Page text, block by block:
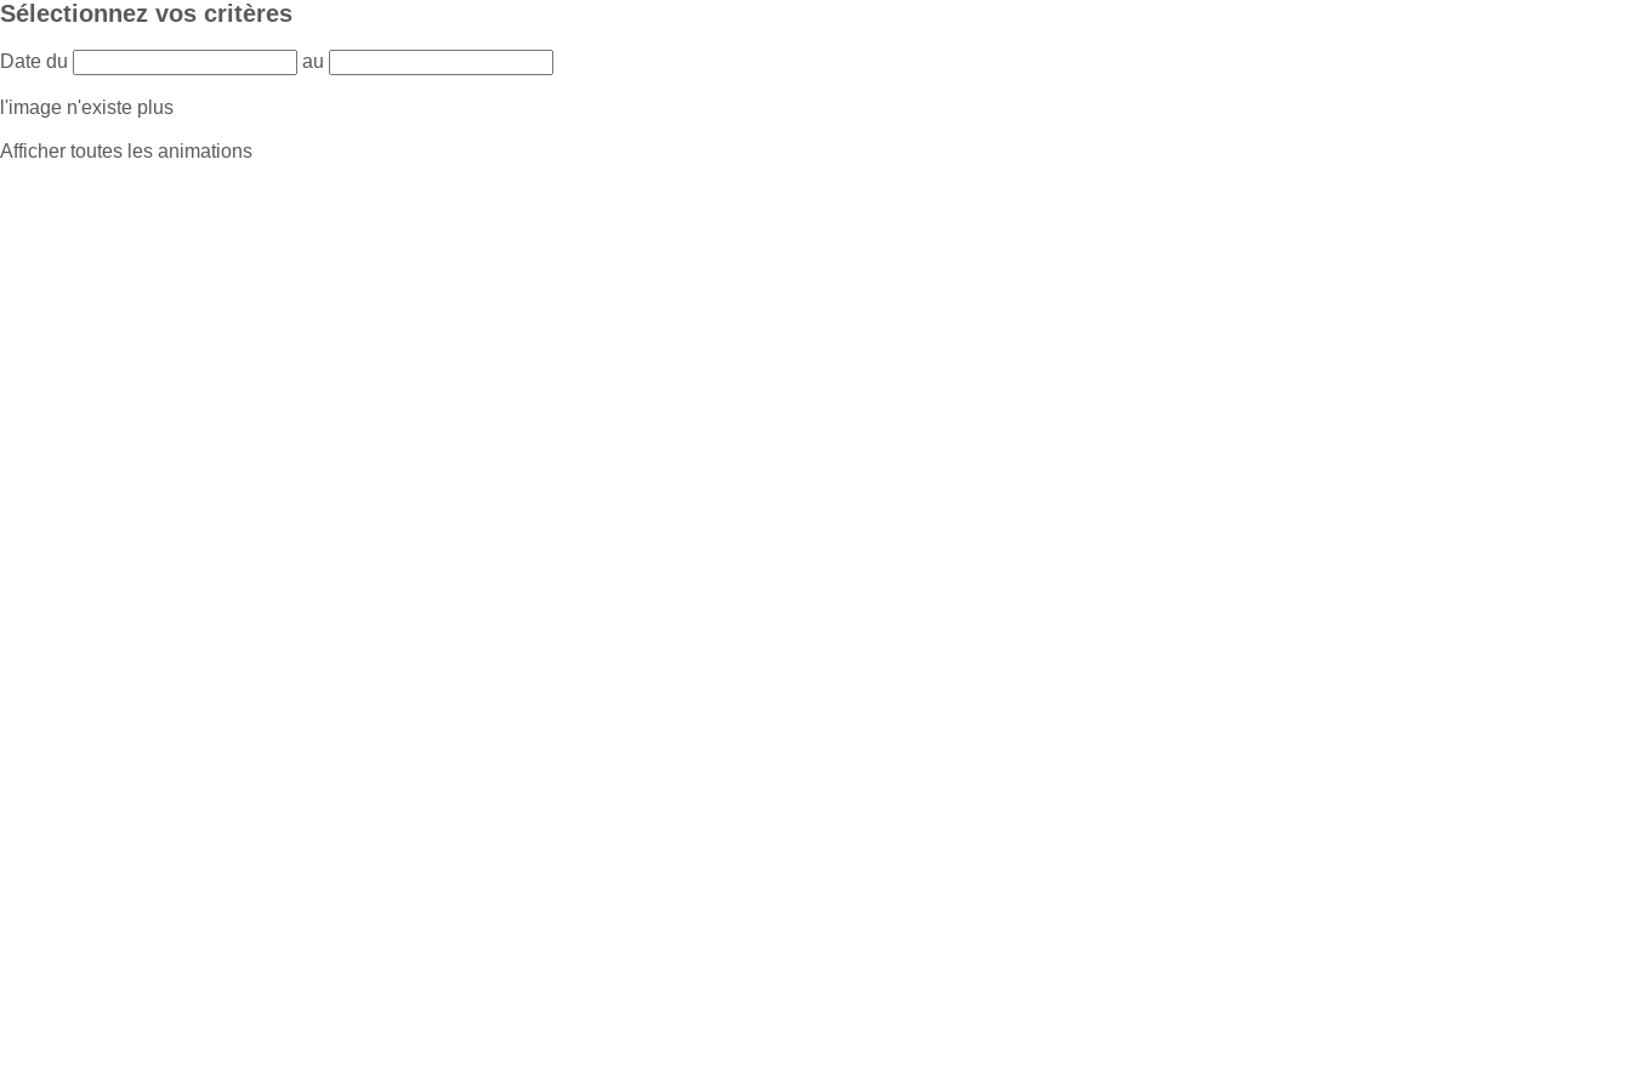
Sélectionnez vos critères
Date du au
l'image n'existe plus
Afficher toutes les animations